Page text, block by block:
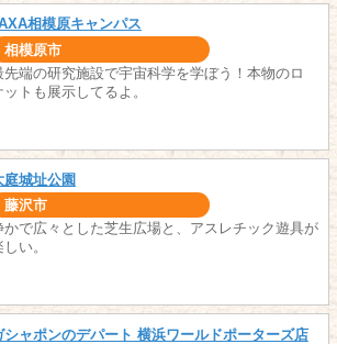
相模原キャンパス
相模原市
先端の研究施設で宇宙科学を学ぼう！本物のロ
ットも展示してるよ。
庭城址公園
藤沢市
かで広々とした芝生広場と、アスレチック遊具が
しい。
シャポンのデパート 横浜ワールドポーターズ店